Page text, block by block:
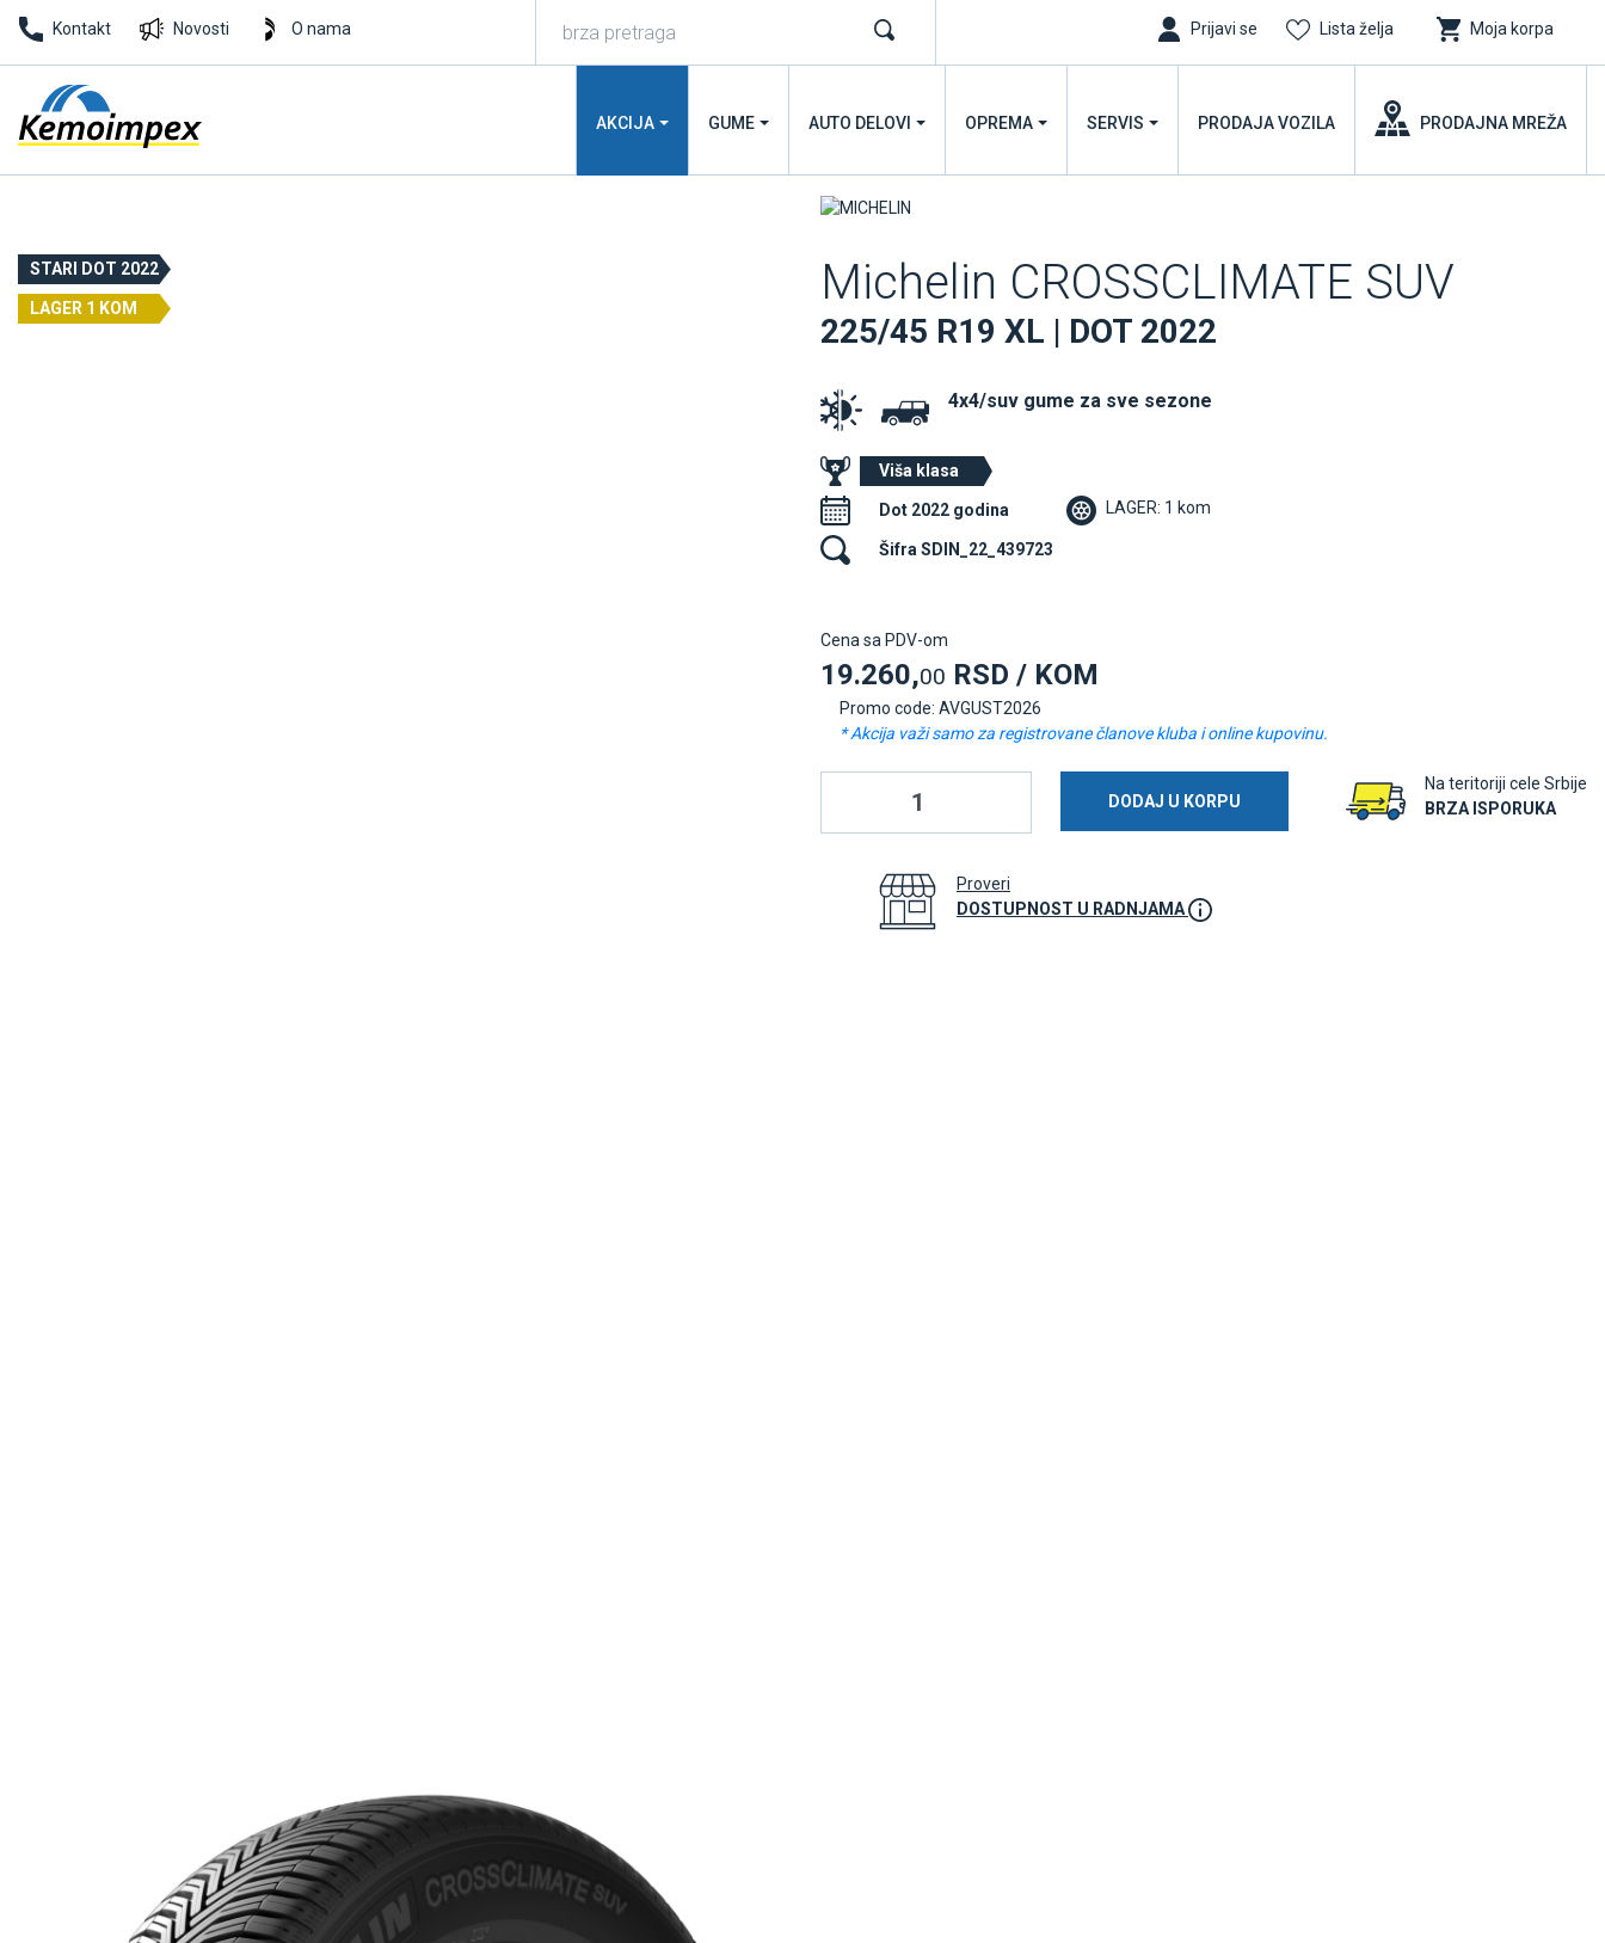
Kontakt Novosti O nama Prijavi se Lista želja Moja korpa
AKCIJA GUME AUTO DELOVI OPREMA SERVIS PRODAJA VOZILA PRODAJNA MREŽA
STARI DOT 2022
LAGER 1 KOM Michelin CROSSCLIMATE SUV
225/45 R19 XL | DOT 2022
4x4/suv gume za sve sezone
Viša klasa
Dot 2022 godina LAGER: 1 kom
Šifra SDIN_22_439723
Cena sa PDV-om
19.260,00 RSD / KOM
Promo code: AVGUST2026
* Akcija važi samo za registrovane članove kluba i online kupovinu.
DODAJ U KORPU
Na teritoriji cele Srbije
BRZA ISPORUKA
Proveri
DOSTUPNOST U RADNJAMA